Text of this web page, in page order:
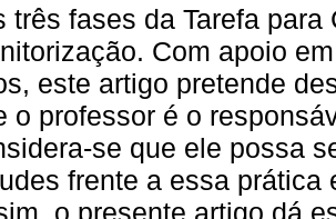
três fases da Tarefa
Com apoio
este artigo pretende
o professor é o
se que ele possa
frente a essa
o presente artigo dá